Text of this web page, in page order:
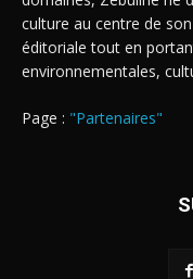
culture au centre de
éditoriale tout en
environnementales,
Page : "Partenaires"